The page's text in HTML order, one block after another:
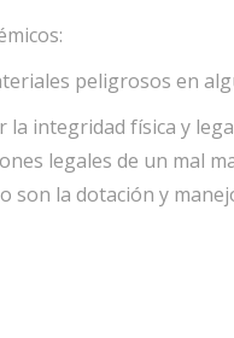
peligrosos en
integridad física y
legales de un mal
la dotación y